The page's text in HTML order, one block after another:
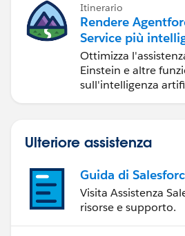
Itinerario
Rendere
Service più
Ottimizza
Einstein e altre
sull'intelligenza
Ulteriore assistenza
Guida di
Visita Assistenza
risorse e supporto.